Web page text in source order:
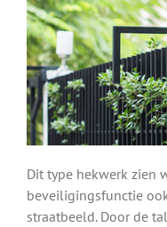
Dit type hekwerk zien
beveiligingsfunctie
straatbeeld. Door de